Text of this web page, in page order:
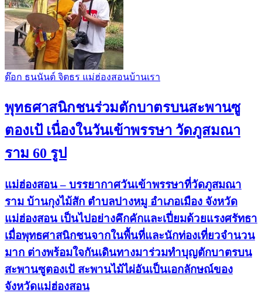
ต๊อก ธนนันต์ จิตธร แม่ฮ่องสอนบ้านเรา
พุทธศาสนิกชนร่วมตักบาตรบนสะพานซู
ตองเป้ เนื่องในวันเข้าพรรษา วัดภูสมณา
ราม 60 รูป
แม่ฮ่องสอน – บรรยากาศวันเข้าพรรษาที่วัดภูสมณา
ราม บ้านกุงไม้สัก ตำบลปางหมู อำเภอเมือง จังหวัด
แม่ฮ่องสอน เป็นไปอย่างคึกคักและเปี่ยมด้วยแรงศรัทธา
เมื่อพุทธศาสนิกชนจากในพื้นที่และนักท่องเที่ยวจำนวน
มาก ต่างพร้อมใจกันเดินทางมาร่วมทำบุญตักบาตรบน
สะพานซูตองเป้ สะพานไม้ไผ่อันเป็นเอกลักษณ์ของ
จังหวัดแม่ฮ่องสอน